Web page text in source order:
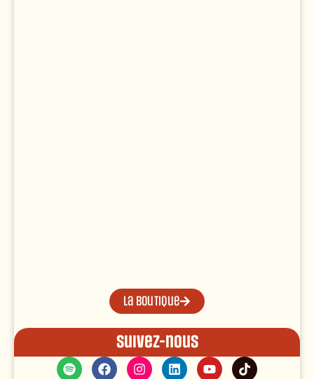
La boutique
Suivez-nous